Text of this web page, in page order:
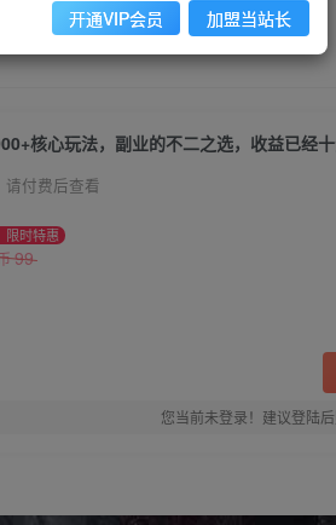
核心玩法，副业的不二之选，收益已经
请付费后查看
限时特惠
99
您当前未登录！建议登陆
开通VIP会员 加盟当站长